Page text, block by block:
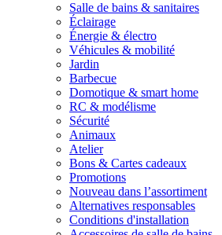
Salle de bains & sanitaires
Éclairage
Énergie & électro
Véhicules & mobilité
Jardin
Barbecue
Domotique & smart home
RC & modélisme
Sécurité
Animaux
Atelier
Bons & Cartes cadeaux
Promotions
Nouveau dans l’assortiment
Alternatives responsables
Conditions d'installation